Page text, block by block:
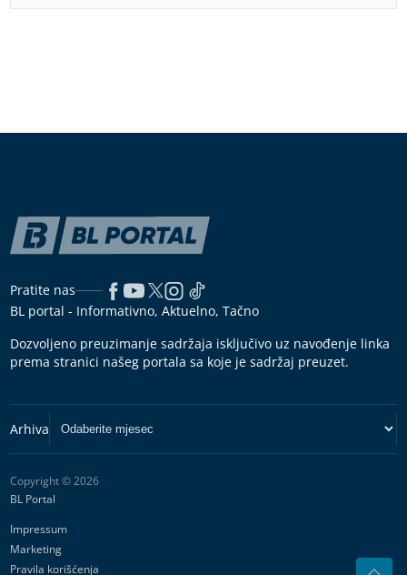
Pratite nas
BL portal - Informativno, Aktuelno, Tačno
Dozvoljeno preuzimanje sadržaja isključivo uz navođenje linka
prema stranici našeg portala sa koje je sadržaj preuzet.
Copyright © 2026
BL Portal
Impressum
Marketing
Pravila korišćenja